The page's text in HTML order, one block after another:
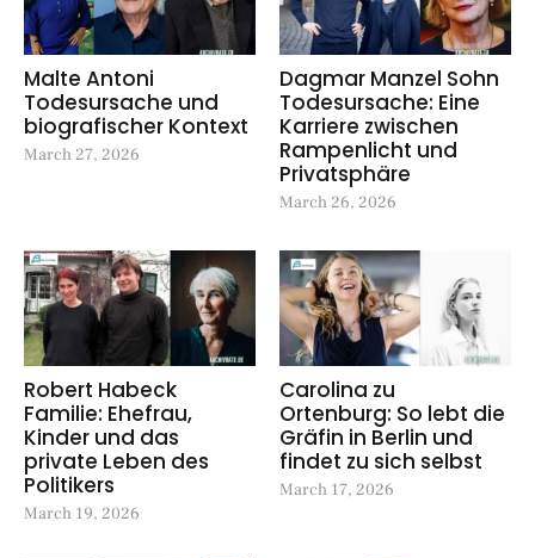
Malte Antoni
Todesursache und
biografischer Kontext
March 27, 2026
Dagmar Manzel Sohn
Todesursache: Eine
Karriere zwischen
Rampenlicht und
Privatsphäre
March 26, 2026
Robert Habeck
Familie: Ehefrau,
Kinder und das
private Leben des
Politikers
March 19, 2026
Carolina zu
Ortenburg: So lebt die
Gräfin in Berlin und
findet zu sich selbst
March 17, 2026